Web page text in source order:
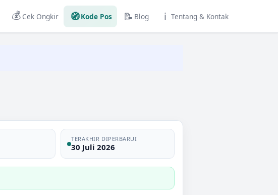
💰 Cek Ongkir 🧭Kode Pos 📝 Blog ℹ️ Tentang & Kontak
TERAKHIR DIPERBARUI
30 Juli 2026